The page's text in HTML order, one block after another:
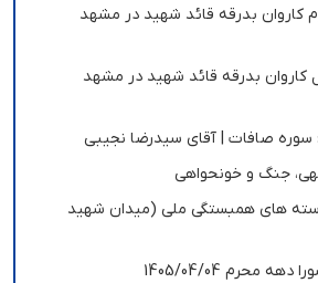
کاروان بدرقه قائد شهید در مشهد
کاروان بدرقه قائد شهید در مشهد
سوره صافات | آقای سیدرضا نجیبی
جنگ و خونحواهی
های همبستگی ملی (میدان شهید
محرم 1405/04/04